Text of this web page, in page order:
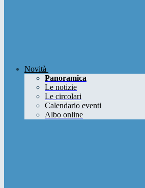
Novità
Panoramica
Le notizie
Le circolari
Calendario eventi
Albo online